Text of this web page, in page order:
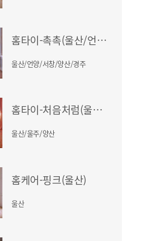
홈타이-촉촉(울산/언양/서창/양산/경주)
울산/언양/서창/양산/경주
홈타이-처음처럼(울산/울주/양산)
울산/울주/양산
홈케어-핑크(울산)
울산